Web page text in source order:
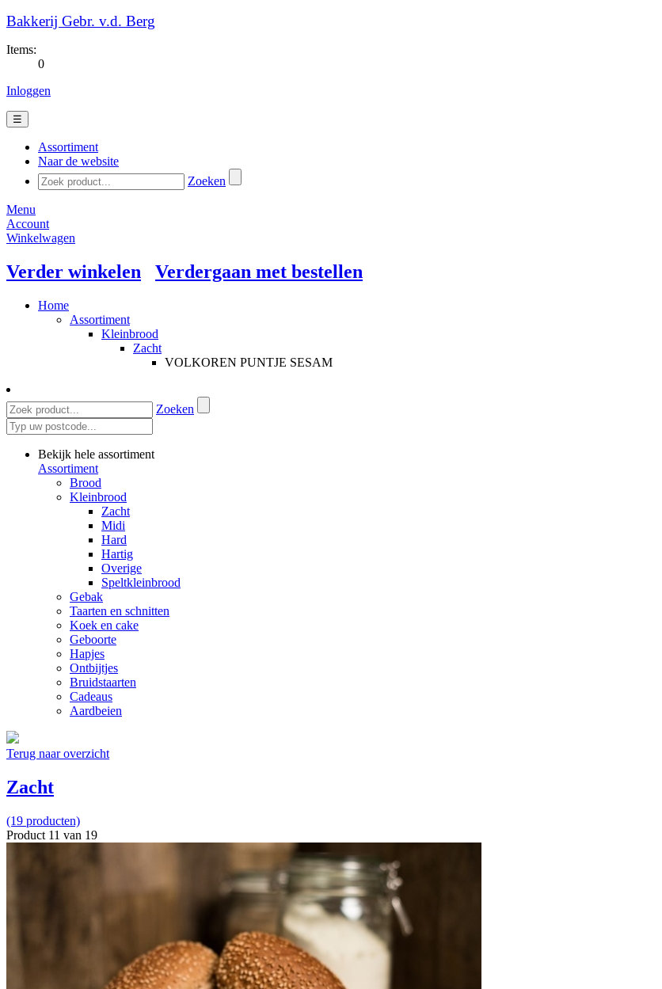
Bakkerij Gebr. v.d. Berg
Items:
0
Inloggen
☰
Assortiment
Naar de website
Zoeken
Menu
Account
Winkelwagen
Verder winkelen Verdergaan met bestellen
Home
Assortiment
Kleinbrood
Zacht
VOLKOREN PUNTJE SESAM
Zoeken
Bekijk hele assortiment
Assortiment
Brood
Kleinbrood
Zacht
Midi
Hard
Hartig
Overige
Speltkleinbrood
Gebak
Taarten en schnitten
Koek en cake
Geboorte
Hapjes
Ontbijtjes
Bruidstaarten
Cadeaus
Aardbeien
Terug naar overzicht
Zacht
(19 producten)
Product 11 van 19